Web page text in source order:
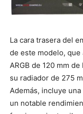
La cara trasera del
de este modelo,
ARGB de 120 mm
su radiador de 275
Además, incluye
un notable